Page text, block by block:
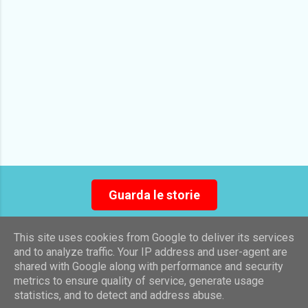
Guarda le storie
Chi sono
I miei libri
Agenda e news
Contatti
This site uses cookies from Google to deliver its services
and to analyze traffic. Your IP address and user-agent are
shared with Google along with performance and security
metrics to ensure quality of service, generate usage
statistics, and to detect and address abuse.